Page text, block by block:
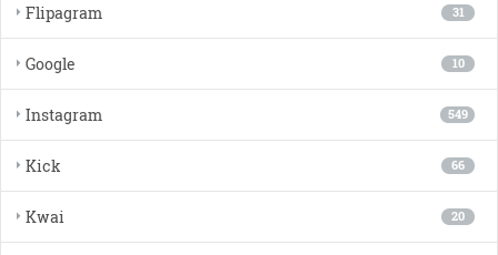
31
Flipagram
10
Google
549
Instagram
66
Kick
20
Kwai